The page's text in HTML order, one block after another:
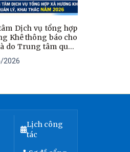
Dịch vụ tổng hợp
Khê thông báo cho
do Trung tâm quản
2026
Lịch công
tác